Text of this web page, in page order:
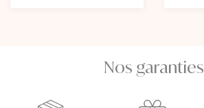
Nos garanties